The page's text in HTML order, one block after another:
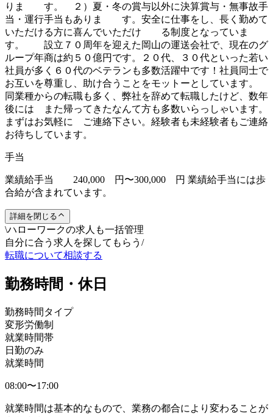
りま す。 ２）夏・冬の賞与以外に決算賞与・無事故手
当・運行手当もありま す。安全に仕事をし、長く勤めて
いただける方に喜んでいただけ る制度となっていま
す。 設立７０周年を迎えた岡山の運送会社で、現在のグ
ループ年商は約５０億円です。２０代、３０代といった若い
社員が多く６０代のベテランも多数活躍中です！社員同士で
お互いを尊重し、助け合うことをモットーとしています。
同業種からの転職も多く、弊社を辞めて転職したけど、数年
後には また帰ってきたなんて方も多数いらっしゃいます。
まずはお気軽に ご連絡下さい。経験者も未経験者もご連絡
お待ちしています。
手当
業績給手当 240,000 円〜300,000 円 業績給手当には歩
合給が含まれています。
詳細を閉じる
\ハローワークの求人も一括管理
自分に合う求人を探してもらう /
転職について相談する
勤務時間・休日
勤務時間タイプ
変形労働制
就業時間帯
日勤のみ
就業時間
08:00〜17:00
就業時間は基本的なもので、業務の都合により変わることが